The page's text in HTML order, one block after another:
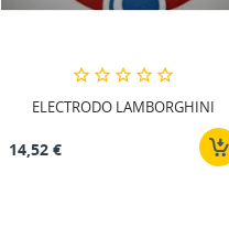
ELECTRODO LAMBORGHINI
14,52 €